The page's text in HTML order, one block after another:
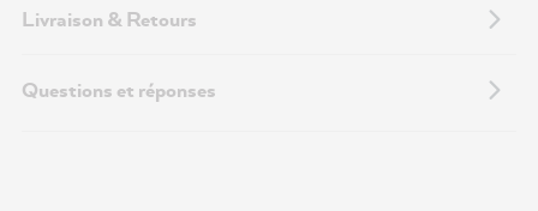
Livraison & Retours
Questions et réponses